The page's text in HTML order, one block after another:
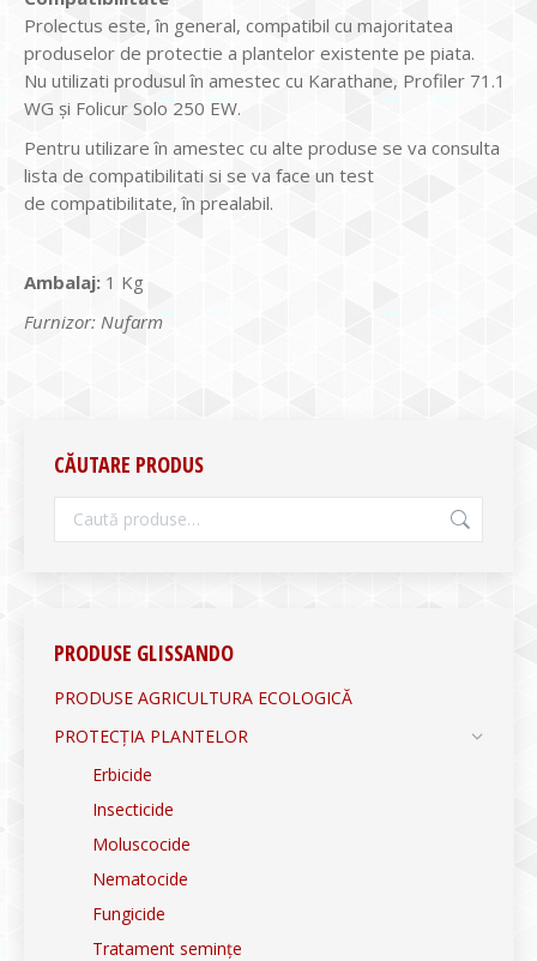
Prolectus este, în general, compatibil cu majoritatea
produselor de protectie a plantelor existente pe piata.
Nu utilizati produsul în amestec cu Karathane, Profiler 71.1
WG și Folicur Solo 250 EW.
Pentru utilizare în amestec cu alte produse se va consulta
lista de compatibilitati si se va face un test
de compatibilitate, în prealabil.
Ambalaj: 1 Kg
Furnizor: Nufarm
CĂUTARE PRODUS
PRODUSE GLISSANDO
PRODUSE AGRICULTURA ECOLOGICĂ
PROTECȚIA PLANTELOR
Erbicide
Insecticide
Moluscocide
Nematocide
Fungicide
Tratament semințe